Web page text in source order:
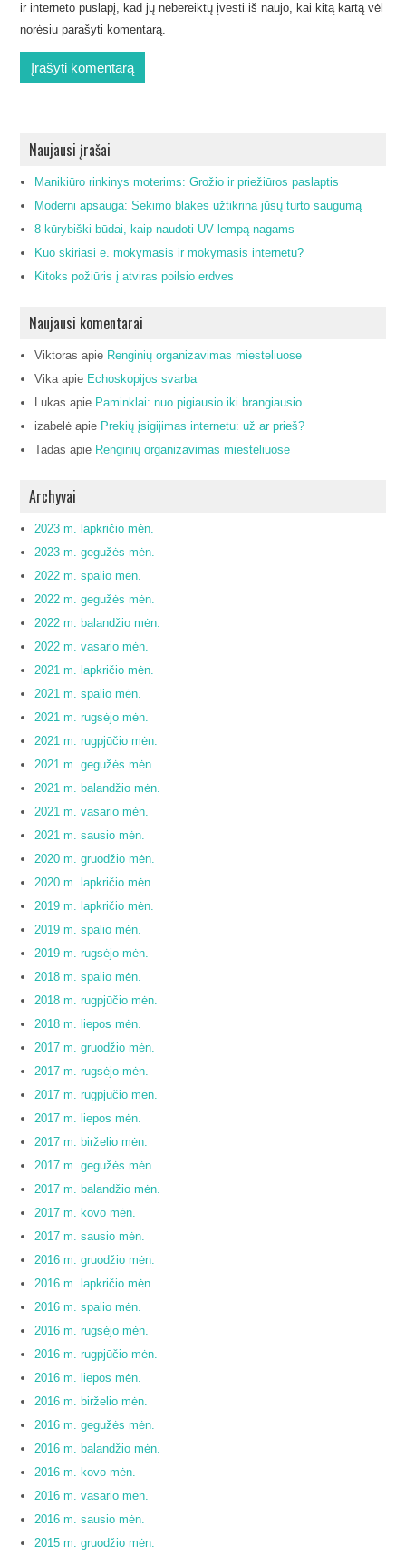
ir interneto puslapį, kad jų nebereiktų įvesti iš naujo, kai kitą kartą vėl
norėsiu parašyti komentarą.
Naujausi įrašai
Manikiūro rinkinys moterims: Grožio ir priežiūros paslaptis
Moderni apsauga: Sekimo blakes užtikrina jūsų turto saugumą
8 kūrybiški būdai, kaip naudoti UV lempą nagams
Kuo skiriasi e. mokymasis ir mokymasis internetu?
Kitoks požiūris į atviras poilsio erdves
Naujausi komentarai
Viktoras apie Renginių organizavimas miesteliuose
Vikaapie Echoskopijos svarba
Lukas apie Paminklai: nuo pigiausio iki brangiausio
izabelė apie Prekių įsigijimas internetu: už ar prieš?
Tadas apie Renginių organizavimas miesteliuose
Archyvai
2023 m. lapkričio mėn.
2023 m. gegužės mėn.
2022 m. spalio mėn.
2022 m. gegužės mėn.
2022 m. balandžio mėn.
2022 m. vasario mėn.
2021 m. lapkričio mėn.
2021 m. spalio mėn.
2021 m. rugsėjo mėn.
2021 m. rugpjūčio mėn.
2021 m. gegužės mėn.
2021 m. balandžio mėn.
2021 m. vasario mėn.
2021 m. sausio mėn.
2020 m. gruodžio mėn.
2020 m. lapkričio mėn.
2019 m. lapkričio mėn.
2019 m. spalio mėn.
2019 m. rugsėjo mėn.
2018 m. spalio mėn.
2018 m. rugpjūčio mėn.
2018 m. liepos mėn.
2017 m. gruodžio mėn.
2017 m. rugsėjo mėn.
2017 m. rugpjūčio mėn.
2017 m. liepos mėn.
2017 m. birželio mėn.
2017 m. gegužės mėn.
2017 m. balandžio mėn.
2017 m. kovo mėn.
2017 m. sausio mėn.
2016 m. gruodžio mėn.
2016 m. lapkričio mėn.
2016 m. spalio mėn.
2016 m. rugsėjo mėn.
2016 m. rugpjūčio mėn.
2016 m. liepos mėn.
2016 m. birželio mėn.
2016 m. gegužės mėn.
2016 m. balandžio mėn.
2016 m. kovo mėn.
2016 m. vasario mėn.
2016 m. sausio mėn.
2015 m. gruodžio mėn.